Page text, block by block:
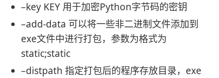
–key KEY 用于加密Python字节码的密钥
–add-data 可以将一些非二进制文件添加到
exe文件中进行打包，参数为格式为
static;static
–distpath 指定打包后的程序存放目录，exe